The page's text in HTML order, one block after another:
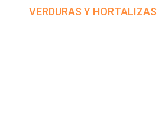
VERDURAS Y HORTALIZAS